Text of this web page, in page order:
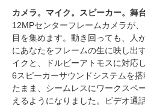
カメラ。マイク。スピーカー。舞
12MPセンターフレームカメラが
目を集めます。動き回っても、人
にあなたをフレームの生に映し出
イクと、ドルビーアトモスに対応
6スピーカーサウンドシステムを
たまま、シームレスにワークスペ
えるようになりました。ビデオ通